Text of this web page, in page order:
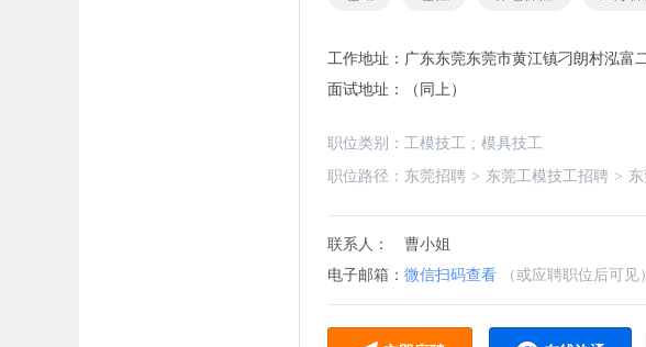
工作地址： 广东东莞东莞市黄江镇刁朗村泓富
面试地址：
（同上）
职位类别： 工模技工 ; 模具技工
职位路径： 东莞招聘 > 东莞工模技工招聘 >
联系人：
曹小姐
电子邮箱： 微信扫码查看 （或应聘职位后可见）